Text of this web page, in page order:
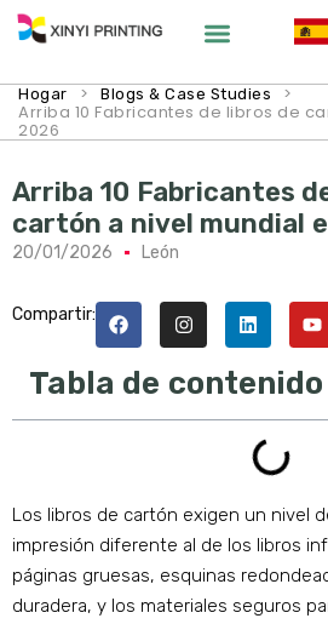
Hogar > Blogs & Case Studies >
Arriba 10 Fabricantes de libros de
2026
Arriba 10 Fabricantes
cartón a nivel mundial
20/01/2026 León
Compartir:
Tabla de contenido
Los libros de cartón exigen un nivel
impresión diferente al de los libros
páginas gruesas, esquinas
duradera, y los materiales seguros